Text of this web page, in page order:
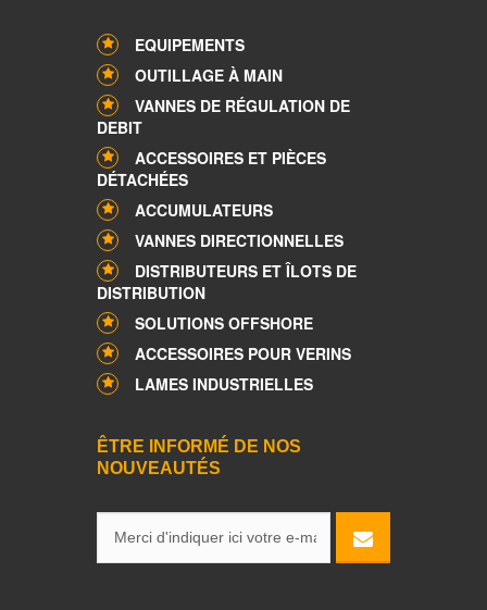
EQUIPEMENTS
OUTILLAGE À MAIN
VANNES DE RÉGULATION DE
DEBIT
ACCESSOIRES ET PIÈCES
DÉTACHÉES
ACCUMULATEURS
VANNES DIRECTIONNELLES
DISTRIBUTEURS ET ÎLOTS DE
DISTRIBUTION
SOLUTIONS OFFSHORE
ACCESSOIRES POUR VERINS
LAMES INDUSTRIELLES
ÊTRE INFORMÉ DE NOS
NOUVEAUTÉS